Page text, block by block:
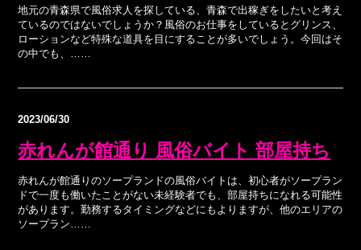
地元の青森県で風俗求人を探している、青森で出稼ぎをしたいと考え
ているのではないでしょうか？風俗のお仕事をしているとグリンス、
ローションなど特殊な道具を目にすることが多いでしょう。今回はそ
の中でも、……
2023/06/30
赤れんが館通り 風俗バイト 部屋持ち
赤れんが館通りのソープランドの風俗バイトは、初心者がソープラン
ドで一度も働いたことがない未経験者でも、部屋持ちになれる可能性
があります。勤務するタイミングなどにもよりますが、他のエリアの
ソープラン……